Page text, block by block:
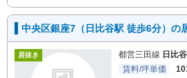
中央区銀座7（日比谷駅 徒歩6分）の
居抜き 都営三田線 日比谷
賃料/坪単価